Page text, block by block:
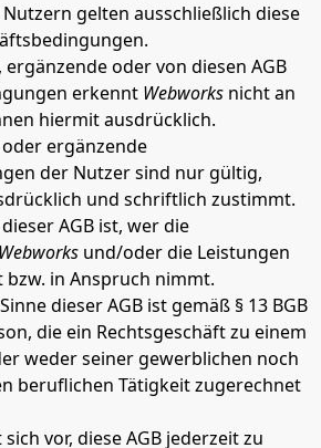
gelten ausschließlich diese
oder von diesen AGB
erkennt Webworks nicht an
hiermit ausdrücklich.
ergänzende
der Nutzer sind nur gültig,
und schriftlich zustimmt.
AGB ist, wer die
Webworks und/oder die Leistungen
bzw. in Anspruch nimmt.
dieser AGB ist gemäß § 13 BGB
die ein Rechtsgeschäft zu einem
weder seiner gewerblichen noch
beruflichen Tätigkeit zugerechnet
vor, diese AGB jederzeit zu